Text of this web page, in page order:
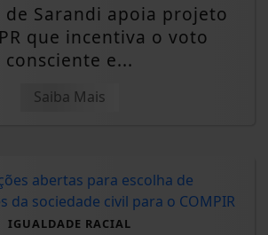
Sarandi apoia projeto
que incentiva o voto
consciente e...
Saiba Mais
IGUALDADE RACIAL